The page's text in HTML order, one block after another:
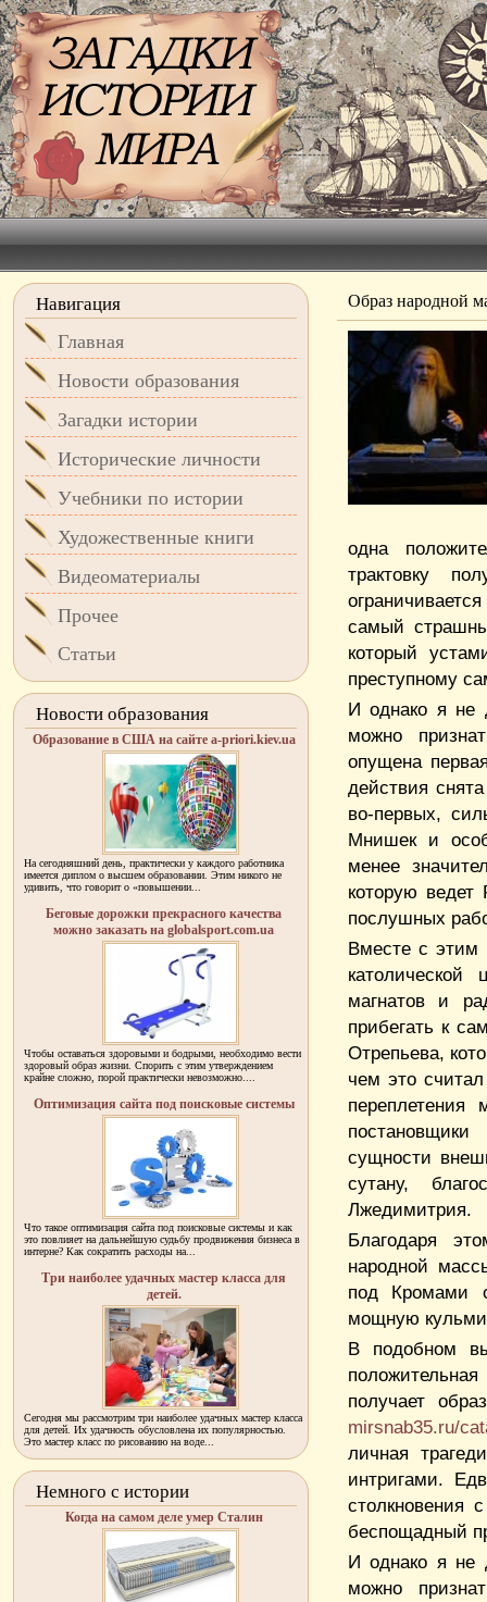
Образ народной
одна
трактовку
самый
который
преступному
И однако я не
можно
опущена
действия
во-первых,
Мнишек и
менее
которую
послушных
Вместе с этим
магнатов и
прибегать к
Отрепьева,
чем это
переплетения
сущности
сутану,
Лжедимитрия.
Благодаря
народной
под Кромами
мощную
В подобном
получает
mirsnab35.ru/
личная
интригами.
столкновения
беспощадный
И однако я не
можно
Навигация
Главная
Новости образования
Загадки истории
Исторические личности
Учебники по истории
Художественные книги
Видеоматериалы
Прочее
Статьи
Новости образования
Образование в США на сайте a-priori.kiev.ua
На сегодняшний день, практически у каждого работника
имеется диплом о высшем образовании. Этим никого не
удивить, что говорит о «повышении...
Беговые дорожки прекрасного качества
можно заказать на globalsport.com.ua
Чтобы оставаться здоровыми и бодрыми, необходимо вести
здоровый образ жизни. Спорить с этим утверждением
крайне сложно, порой практически невозможно....
Оптимизация сайта под поисковые системы
Что такое оптимизация сайта под поисковые системы и как
это повлияет на дальнейшую судьбу продвижения бизнеса в
интерне? Как сократить расходы на...
Три наиболее удачных мастер класса для
детей.
Сегодня мы рассмотрим три наиболее удачных мастер класса
для детей. Их удачность обусловлена их популярностью.
Это мастер класс по рисованию на воде...
Немного с истории
Когда на самом деле умер Сталин